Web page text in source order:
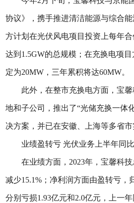
协议》，携手推进清洁能源与综合
方计划在光伏风电项目投资上每年
达到1.5GW的总规模；在充换电项
定为20MW，三年累积将达60MW。
此外，在整市充换电方面，宝
地和子公司，推出了“光储充换一体
决方案，并已在安徽、上海等多省市
业绩盈转亏 光伏业务上半年同
在业绩方面，2023年，宝馨科
减少15.1%；净利润方面由盈转亏，
分别亏损1.93亿元和2.0亿元，上一